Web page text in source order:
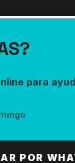
para
POR